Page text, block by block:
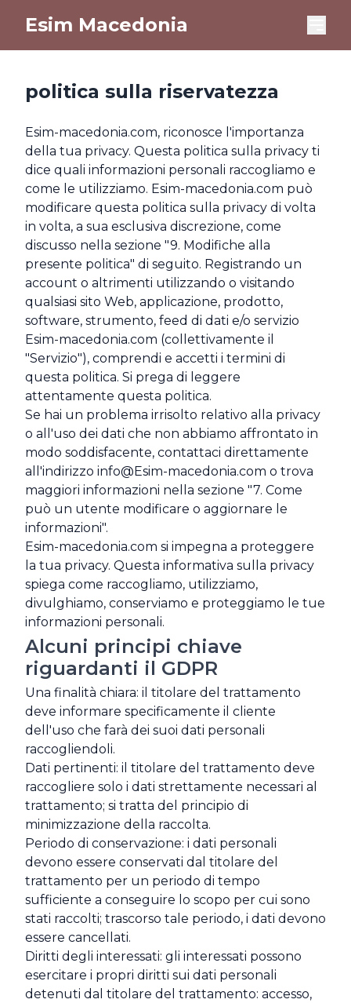
Esim Macedonia
politica sulla riservatezza
Esim-macedonia.com, riconosce l'importanza
della tua privacy. Questa politica sulla privacy ti
dice quali informazioni personali raccogliamo e
come le utilizziamo. Esim-macedonia.com può
modificare questa politica sulla privacy di volta
in volta, a sua esclusiva discrezione, come
discusso nella sezione "9. Modifiche alla
presente politica" di seguito. Registrando un
account o altrimenti utilizzando o visitando
qualsiasi sito Web, applicazione, prodotto,
software, strumento, feed di dati e/o servizio
Esim-macedonia.com (collettivamente il
"Servizio"), comprendi e accetti i termini di
questa politica. Si prega di leggere
attentamente questa politica.
Se hai un problema irrisolto relativo alla privacy
o all'uso dei dati che non abbiamo affrontato in
modo soddisfacente, contattaci direttamente
all'indirizzo info@Esim-macedonia.com o trova
maggiori informazioni nella sezione "7. Come
può un utente modificare o aggiornare le
informazioni".
Esim-macedonia.com si impegna a proteggere
la tua privacy. Questa informativa sulla privacy
spiega come raccogliamo, utilizziamo,
divulghiamo, conserviamo e proteggiamo le tue
informazioni personali.
Alcuni principi chiave
riguardanti il GDPR
Una finalità chiara: il titolare del trattamento
deve informare specificamente il cliente
dell'uso che farà dei suoi dati personali
raccogliendoli.
Dati pertinenti: il titolare del trattamento deve
raccogliere solo i dati strettamente necessari al
trattamento; si tratta del principio di
minimizzazione della raccolta.
Periodo di conservazione: i dati personali
devono essere conservati dal titolare del
trattamento per un periodo di tempo
sufficiente a conseguire lo scopo per cui sono
stati raccolti; trascorso tale periodo, i dati devono
essere cancellati.
Diritti degli interessati: gli interessati possono
esercitare i propri diritti sui dati personali
detenuti dal titolare del trattamento: accesso,